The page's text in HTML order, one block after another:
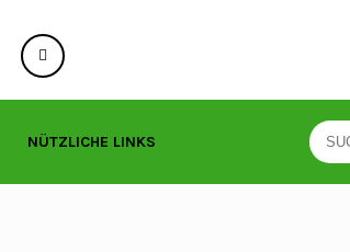
NÜTZLICHE LINKS